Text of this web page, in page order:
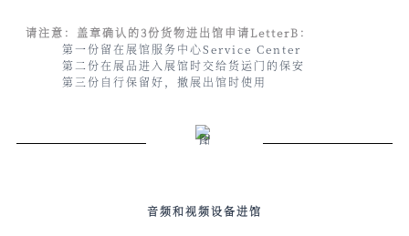
请注意：盖章确认的3份货物进出馆申请LetterB：
第一份留在展馆服务中心Service Center
第二份在展品进入展馆时交给货运门的保安
第三份自行保留好，撤展出馆时使用
音频和视频设备进馆